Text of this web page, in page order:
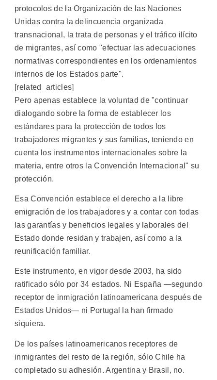
protocolos de la Organización de las Naciones
Unidas contra la delincuencia organizada
transnacional, la trata de personas y el tráfico ilícito
de migrantes, así como "efectuar las adecuaciones
normativas correspondientes en los ordenamientos
internos de los Estados parte".
[related_articles]
Pero apenas establece la voluntad de "continuar
dialogando sobre la forma de establecer los
estándares para la protección de todos los
trabajadores migrantes y sus familias, teniendo en
cuenta los instrumentos internacionales sobre la
materia, entre otros la Convención Internacional" su
protección.
Esa Convención establece el derecho a la libre
emigración de los trabajadores y a contar con todas
las garantías y beneficios legales y laborales del
Estado donde residan y trabajen, así como a la
reunificación familiar.
Este instrumento, en vigor desde 2003, ha sido
ratificado sólo por 34 estados. Ni España —segundo
receptor de inmigración latinoamericana después de
Estados Unidos— ni Portugal la han firmado
siquiera.
De los países latinoamericanos receptores de
inmigrantes del resto de la región, sólo Chile ha
completado su adhesión. Argentina y Brasil, no.